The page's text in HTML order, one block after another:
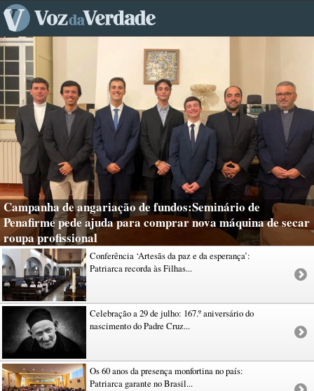
Campanha de angariação de fundos:Seminário de
Penafirme pede ajuda para comprar nova máquina de secar
roupa profissional
Conferência ‘Artesãs da paz e da esperança’:
Patriarca recorda às Filhas...
Celebração a 29 de julho: 167.º aniversário do
nascimento do Padre Cruz...
Os 60 anos da presença monfortina no país:
Patriarca garante no Brasil...